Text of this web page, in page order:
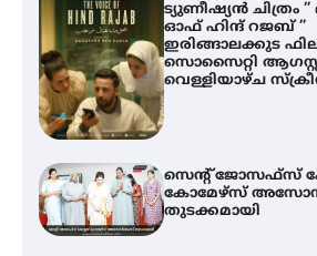
ട്യുണീഷ്യൻ ചിത്രം
ഓഫ് ഹിന്ദ് റജബ് ”
ഇരിങ്ങാലക്കുട
സൊസൈറ്റി
വെള്ളിയാഴ്ച
സെന്റ് ജോസഫ്സ്
കോമേഴ്‌സ്
തുടക്കമായി